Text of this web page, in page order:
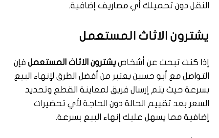
النقل دون تحميلك أي مصاريف إضافية.
يشترون الاثاث المستعمل
إذا كنت تبحث عن أشخاص يشترون الاثاث المستعمل فإن
التواصل مع أبو حسين يعتبر من أفضل الطرق لإنهاء البيع
بسرعة حيث يتم إرسال فريق لمعاينة القطع وتحديد
السعر بعد تقييم الحالة دون الحاجة لأي تحضيرات
إضافية مما يسهل عليك إنهاء البيع بسرعة.